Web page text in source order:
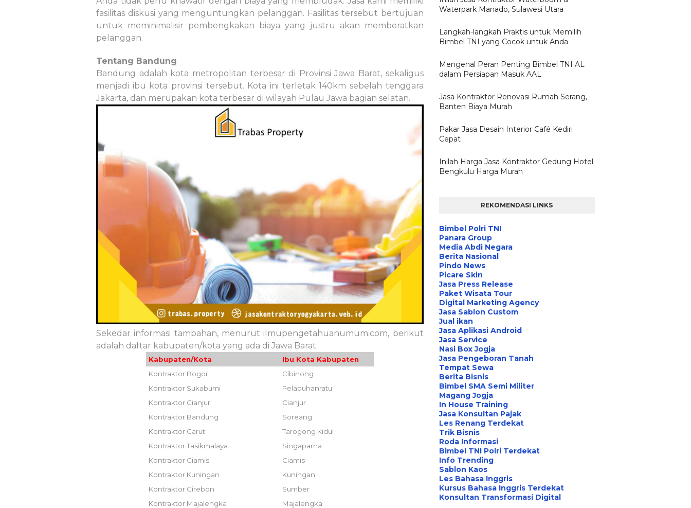
fasilitas diskusi yang menguntungkan pelanggan. Fasilitas tersebut bertujuan
untuk meminimalisir pembengkakan biaya yang justru akan memberatkan
pelanggan.
Tentang Bandung
Bandung adalah kota metropolitan terbesar di Provinsi Jawa Barat, sekaligus
menjadi ibu kota provinsi tersebut. Kota ini terletak 140km sebelah tenggara
Jakarta, dan merupakan kota terbesar di wilayah Pulau Jawa bagian selatan.
Sekedar informasi tambahan, menurut ilmupengetahuanumum.com, berikut
adalah daftar kabupaten/kota yang ada di Jawa Barat:
Kabupaten/Kota
Ibu Kota Kabupaten
Kontraktor Bogor
Cibinong
Kontraktor Sukabumi
Pelabuhanratu
Kontraktor Cianjur
Cianjur
Kontraktor Bandung
Soreang
Kontraktor Garut
Tarogong Kidul
Kontraktor Tasikmalaya
Singaparna
Kontraktor Ciamis
Ciamis
Kontraktor Kuningan
Kuningan
Kontraktor Cirebon
Sumber
Kontraktor Majalengka
Majalengka
Waterpark Manado, Sulawesi Utara
Langkah-langkah Praktis untuk Memilih
Bimbel TNI yang Cocok untuk Anda
Mengenal Peran Penting Bimbel TNI AL
dalam Persiapan Masuk AAL
Jasa Kontraktor Renovasi Rumah Serang,
Banten Biaya Murah
Pakar Jasa Desain Interior Café Kediri
Cepat
Inilah Harga Jasa Kontraktor Gedung Hotel
Bengkulu Harga Murah
REKOMENDASI LINKS
Bimbel Polri TNI
Panara Group
Media Abdi Negara
Berita Nasional
Pindo News
Picare Skin
Jasa Press Release
Paket Wisata Tour
Digital Marketing Agency
Jasa Sablon Custom
Jual ikan
Jasa Aplikasi Android
Jasa Service
Nasi Box Jogja
Jasa Pengeboran Tanah
Tempat Sewa
Berita Bisnis
Bimbel SMA Semi Militer
Magang Jogja
In House Training
Jasa Konsultan Pajak
Les Renang Terdekat
Trik Bisnis
Roda Informasi
Bimbel TNI Polri Terdekat
Info Trending
Sablon Kaos
Les Bahasa Inggris
Kursus Bahasa Inggris Terdekat
Konsultan Transformasi Digital